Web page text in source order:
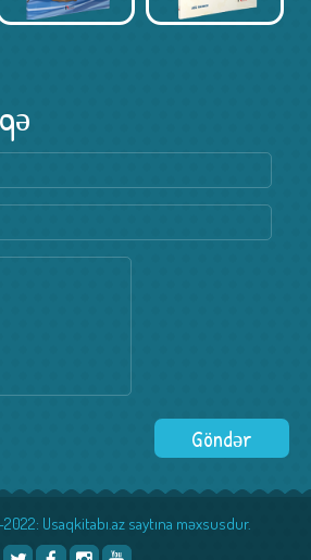
Usaqkitabı.az saytına məxsusdur.